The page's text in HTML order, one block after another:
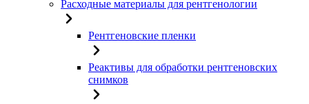
Расходные материалы для рентгенологии
Рентгеновские пленки
Реактивы для обработки рентгеновских
снимков